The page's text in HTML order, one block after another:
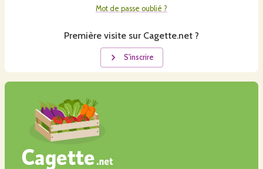
Mot de passe oublié ?
Première visite sur Cagette.net ?
S'inscrire